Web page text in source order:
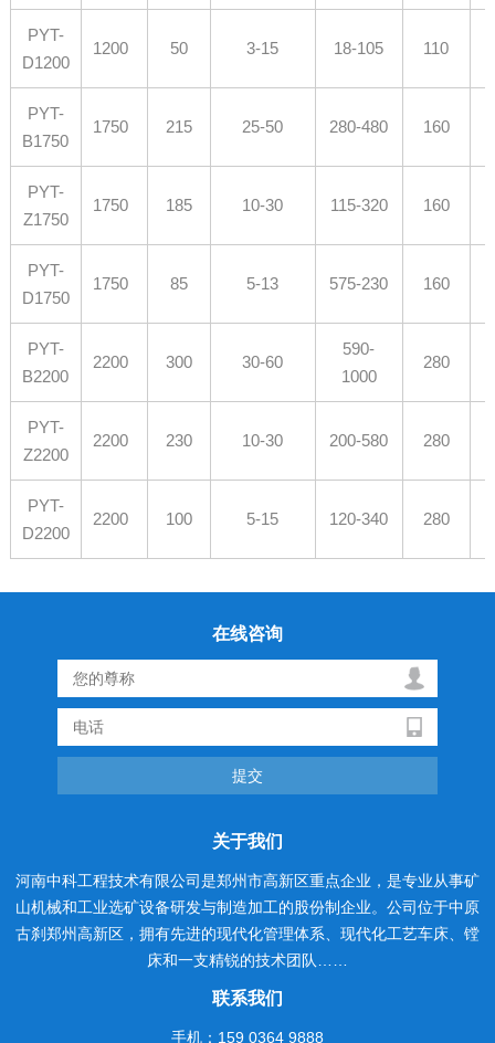
PYT-
D1200
1200 50 3-15 18-105 110
PYT-
B1750
1750 215 25-50 280-480 160
PYT-
Z1750
1750 185 10-30 115-320 160
PYT-
D1750
1750 85 5-13 575-230 160
PYT-
B2200
2200 300 30-60
590-
1000
280
PYT-
Z2200
2200 230 10-30 200-580 280
PYT-
D2200
2200 100 5-15 120-340 280
在线咨询
关于我们
河南中科工程技术有限公司是郑州市高新区重点企业，是专业从事矿
山机械和工业选矿设备研发与制造加工的股份制企业。公司位于中原
古刹郑州高新区，拥有先进的现代化管理体系、现代化工艺车床、镗
床和一支精锐的技术团队……
联系我们
手机：159 0364 9888